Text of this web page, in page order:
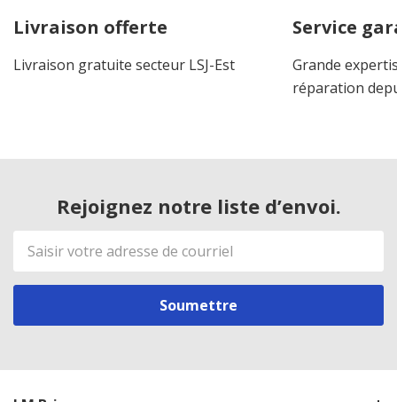
Livraison offerte
Livraison gratuite secteur LSJ-Est
Service
Grande
réparation
Rejoignez notre liste d’envoi.
Adresse
de
courriel